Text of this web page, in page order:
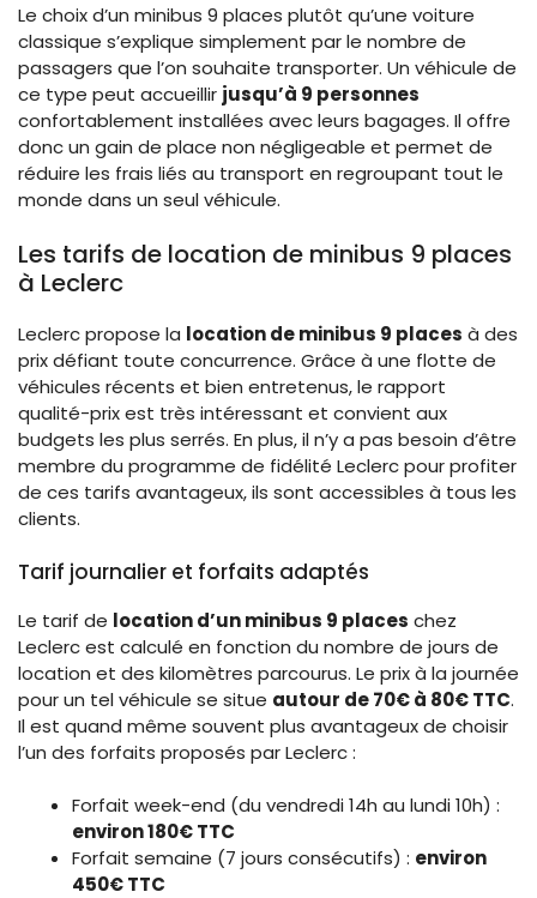
Le choix d’un minibus 9 places plutôt qu’une voiture
classique s’explique simplement par le nombre de
passagers que l’on souhaite transporter. Un véhicule de
ce type peut accueillir jusqu’à 9 personnes
confortablement installées avec leurs bagages. Il offre
donc un gain de place non négligeable et permet de
réduire les frais liés au transport en regroupant tout le
monde dans un seul véhicule.
Les tarifs de location de minibus 9 places
à Leclerc
Leclerc propose la location de minibus 9 places à des
prix défiant toute concurrence. Grâce à une flotte de
véhicules récents et bien entretenus, le rapport
qualité-prix est très intéressant et convient aux
budgets les plus serrés. En plus, il n’y a pas besoin d’être
membre du programme de fidélité Leclerc pour profiter
de ces tarifs avantageux, ils sont accessibles à tous les
clients.
Tarif journalier et forfaits adaptés
Le tarif de location d’un minibus 9 places chez
Leclerc est calculé en fonction du nombre de jours de
location et des kilomètres parcourus. Le prix à la journée
pour un tel véhicule se situe autour de 70€ à 80€ TTC.
Il est quand même souvent plus avantageux de choisir
l’un des forfaits proposés par Leclerc :
Forfait week-end (du vendredi 14h au lundi 10h) :
environ 180€ TTC
Forfait semaine (7 jours consécutifs) : environ
450€ TTC